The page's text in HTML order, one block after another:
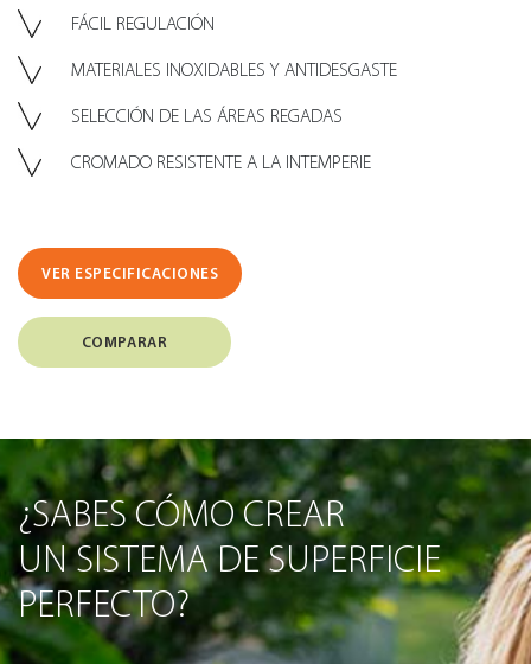
FÁCIL REGULACIÓN
MATERIALES INOXIDABLES Y ANTIDESGASTE
SELECCIÓN DE LAS ÁREAS REGADAS
CROMADO RESISTENTE A LA INTEMPERIE
VER ESPECIFICACIONES
COMPARAR
¿SABES CÓMO CREAR
UN SISTEMA DE SUPERFICIE
PERFECTO?